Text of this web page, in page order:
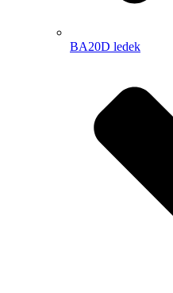
BA20D ledek